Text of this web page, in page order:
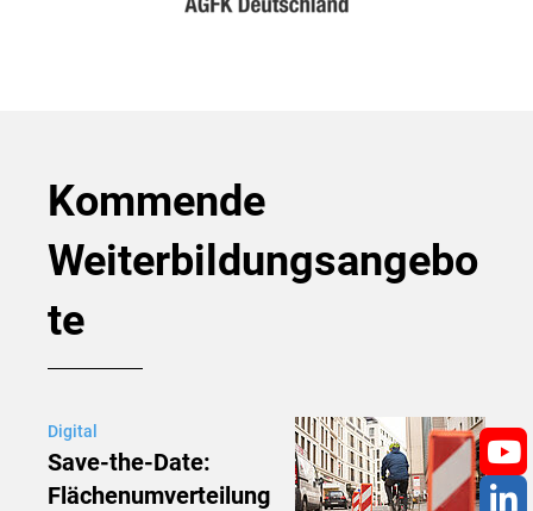
Kommende
Weiterbildungsangebo
te
Digital
Save-the-Date:
Flächenumverteilung